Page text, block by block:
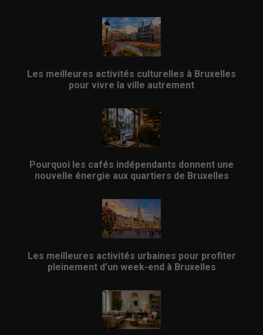
Les meilleures activités culturelles à Bruxelles
pour vivre la ville autrement
Pourquoi les cafés indépendants donnent une
nouvelle énergie aux quartiers de Bruxelles
Les meilleures activités urbaines pour profiter
pleinement d’un week-end à Bruxelles